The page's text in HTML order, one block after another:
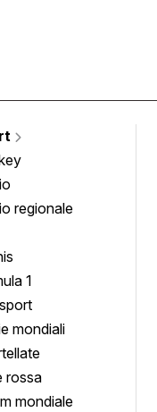
regionale
1
mondiali
rossa
mondiale